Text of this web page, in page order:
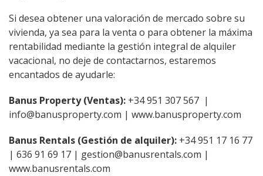
Si desea obtener una valoración de mercado sobre su
vivienda, ya sea para la venta o para obtener la máxima
rentabilidad mediante la gestión integral de alquiler
vacacional, no deje de contactarnos, estaremos
encantados de ayudarle:
Banus Property (Ventas): +34 951 307 567 |
info@banusproperty.com | www.banusproperty.com
Banus Rentals (Gestión de alquiler): +34 951 17 16 77
| 636 91 69 17 | gestion@banusrentals.com |
www.banusrentals.com